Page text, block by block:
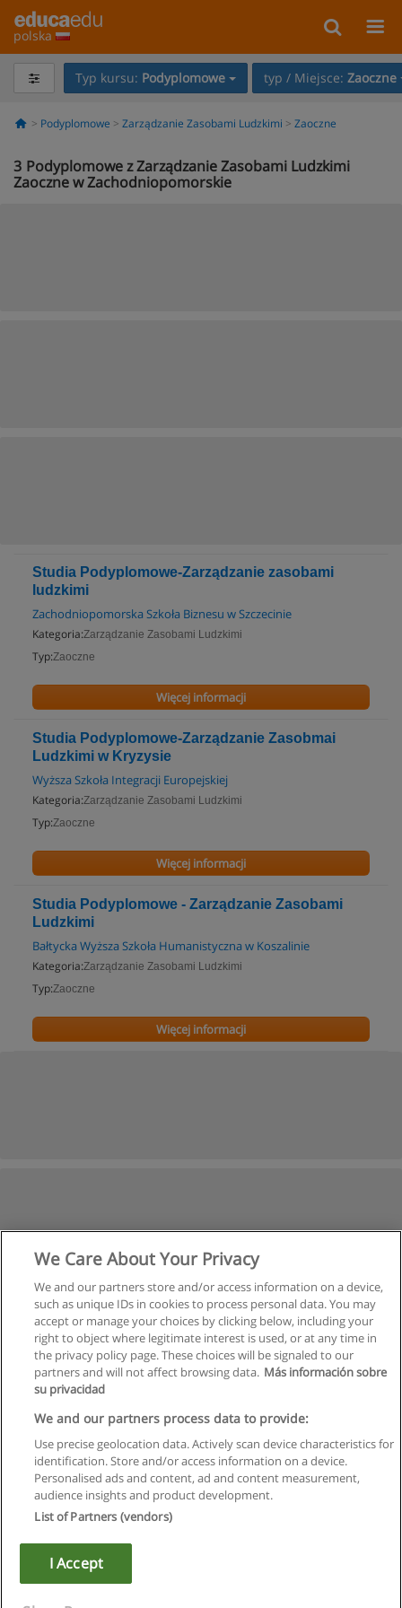
polska
Typ kursu: Podyplomowe typ / Miejsce: Zaoczne
Podyplomowe Zarządzanie Zasobami Ludzkimi Zaoczne
3 Podyplomowe z Zarządzanie Zasobami Ludzkimi
Zaoczne w Zachodniopomorskie
Studia Podyplomowe-Zarządzanie zasobami
ludzkimi
Zachodniopomorska Szkoła Biznesu w Szczecinie
Kategoria:Zarządzanie Zasobami Ludzkimi
Typ:Zaoczne
Więcej informacji
Studia Podyplomowe-Zarządzanie Zasobmai
Ludzkimi w Kryzysie
Wyższa Szkoła Integracji Europejskiej
Kategoria:Zarządzanie Zasobami Ludzkimi
Typ:Zaoczne
Więcej informacji
Studia Podyplomowe - Zarządzanie Zasobami
Ludzkimi
Bałtycka Wyższa Szkoła Humanistyczna w Koszalinie
Kategoria:Zarządzanie Zasobami Ludzkimi
Typ:Zaoczne
Więcej informacji
Regulamin
Polityka ochrony danych osobowych
Copyright © Educaedu Business S.L. - CIF : B-95610580: -
We Care About Your Privacy
We and our partners store and/or access information on a device,
such as unique IDs in cookies to process personal data. You may
accept or manage your choices by clicking below, including your
right to object where legitimate interest is used, or at any time in
the privacy policy page. These choices will be signaled to our
partners and will not affect browsing data. Más información sobre
su privacidad
We and our partners process data to provide:
Use precise geolocation data. Actively scan device characteristics for
identification. Store and/or access information on a device.
Personalised ads and content, ad and content measurement,
audience insights and product development.
List of Partners (vendors)
I Accept